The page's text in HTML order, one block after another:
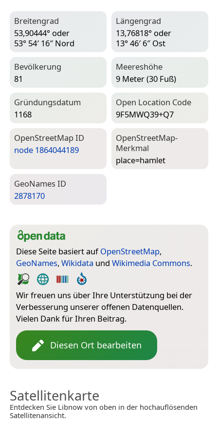
Breitengrad
53,90444° oder
53° 54′ 16″ Nord
Längengrad
13,76818° oder
13° 46′ 6″ Ost
Bevölkerung
81
Meereshöhe
9 Meter (30 Fuß)
Gründungsdatum
1168
Open Location Code
9F5MWQ39+Q7
Open­Street­Map ID
node 1864044189
Open­Street­Map-
Merkmal
place=­hamlet
Geo­Names ID
2878170
Diese Seite basiert aufOpenStreetMap,
GeoNames, Wikidata und Wikimedia Commons.
Wir freuen uns über Ihre Unterstützung bei der
Verbesserung unserer offenen Datenquellen.
Vielen Dank für Ihren Beitrag.
Diesen Ort bearbeiten
Satellitenkarte
Entdecken Sie Libnow von oben in der hochauflösenden
Satellitenansicht.